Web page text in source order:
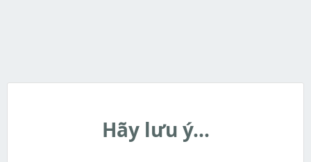
Hãy lưu ý...